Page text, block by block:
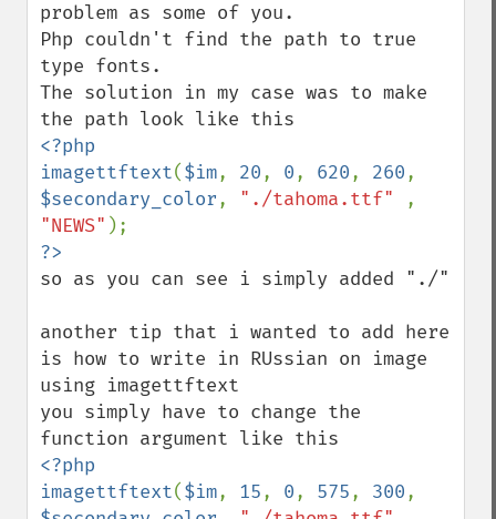
problem as some of you.
Php couldn't find the path to true
type fonts.
The solution in my case was to make
<?php
imagettftext($im, 20, 0, 620, 260
$secondary_color, "./tahoma.ttf"
"NEWS"
so as you can see i simply added "./"
another tip that i wanted to add here
is how to write in RUssian on image
using imagettftext
you simply have to change the
<?php
imagettftext($im, 15, 0, 575, 300